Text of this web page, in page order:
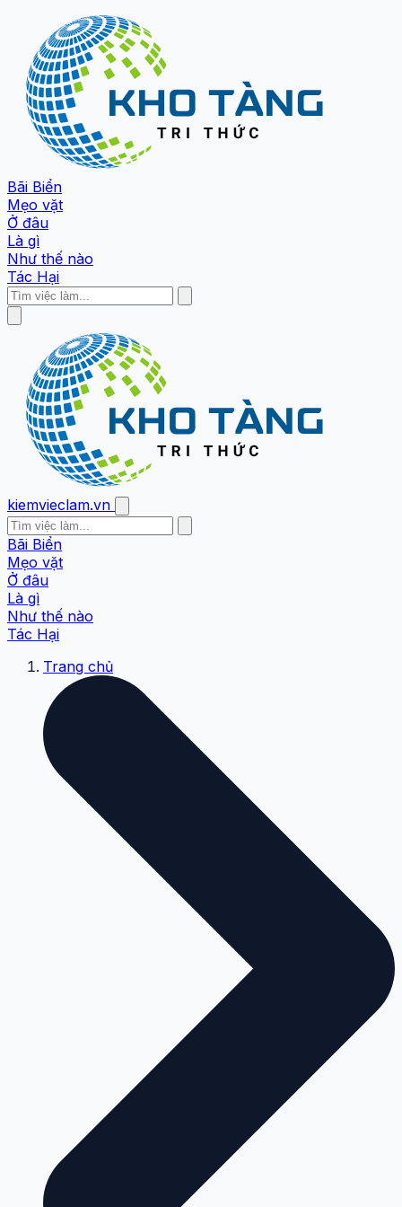
Bãi Biển
Mẹo vặt
Ở đâu
Là gì
Như thế nào
Tác Hại
kiemvieclam.vn
Bãi Biển
Mẹo vặt
Ở đâu
Là gì
Như thế nào
Tác Hại
Trang chủ